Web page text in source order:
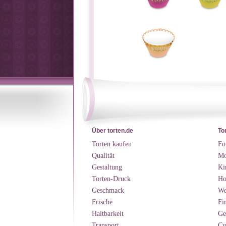
Über torten.de
Torten kaufen
Qualität
Gestaltung
Torten-Druck
Geschmack
Frische
Haltbarkeit